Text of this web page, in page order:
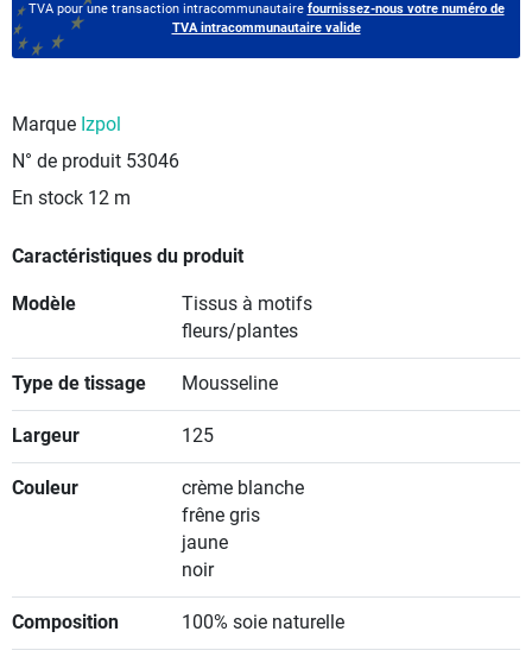
TVA pour une transaction intracommunautaire fournissez-nous votre numéro de
TVA intracommunautaire valide
Marque Izpol
N° de produit 53046
En stock 12 m
Caractéristiques du produit
Modèle
Tissus à motifs
fleurs/plantes
Type de tissage Mousseline
Largeur 125
Couleur
crème blanche
frêne gris
jaune
noir
Composition 100% soie naturelle